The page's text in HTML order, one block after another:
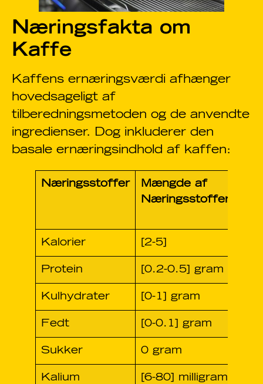
Næringsfakta om
Kaffe
Kaffens ernæringsværdi afhænger
hovedsageligt af
tilberedningsmetoden og de anvendte
ingredienser. Dog inkluderer den
basale ernæringsindhold af kaffen:
Næringsstoffer
Mængde af
Næringsstoffer
Kalorier [2-5]
Protein [0.2-0.5] gram
Kulhydrater [0-1] gram
Fedt [0-0.1] gram
Sukker 0 gram
Kalium [6-80] milligram